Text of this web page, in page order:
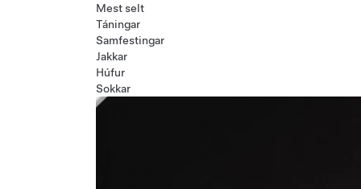
Mest selt
Táningar
Samfestingar
Jakkar
Húfur
Sokkar